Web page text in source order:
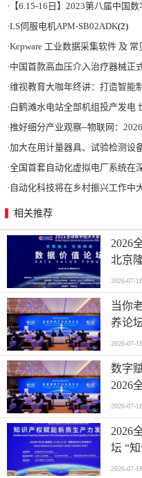
· 【6.15-16日】2023第八届中国
·LS伺服电机APM-SB02ADK(2)
·Kepware 工业数据采集软件 及
·中国首款高血压介入治疗器械正
·维视教育大咖年终讲：打造智能
·白鹤滩水电站全部机组投产发电 世界最大清洁能源走廊全面建
·推好细分产业观察--物联网：2026年中国物联网市场规
·加大在用计量器具、试验检测设备的自动化、数字化改造力
·全国首套自动化虚拟电厂系统在深圳
· 自动化科技将在乡村振兴工作中大有作为|《
相关推荐
2026
北京
2026-07-18
当你
养论
2026-07-18
数字
2026
发展
2026-07-18
2026
坛 “
举办
2026-07-18